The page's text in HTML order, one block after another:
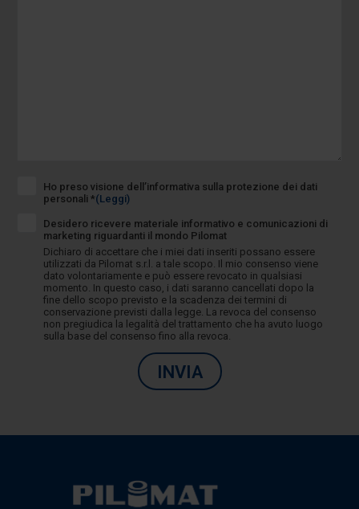
Ho preso visione dell’informativa sulla protezione dei dati
personali *(Leggi)
Desidero ricevere materiale informativo e comunicazioni di
marketing riguardanti il mondo Pilomat
Dichiaro di accettare che i miei dati inseriti possano essere
utilizzati da Pilomat s.r.l. a tale scopo. Il mio consenso viene
dato volontariamente e può essere revocato in qualsiasi
momento. In questo caso, i dati saranno cancellati dopo la
fine dello scopo previsto e la scadenza dei termini di
conservazione previsti dalla legge. La revoca del consenso
non pregiudica la legalità del trattamento che ha avuto luogo
sulla base del consenso fino alla revoca.
INVIA